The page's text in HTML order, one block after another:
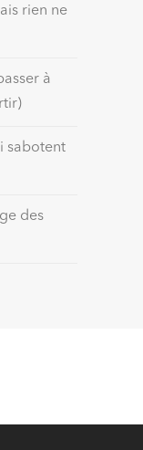
rien ne
à
sabotent
des